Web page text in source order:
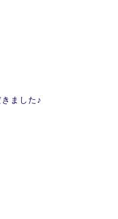
ました♪